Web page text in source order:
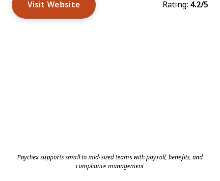
Visit Website Rating: 4.2/5
Paychex supports small to mid-sized teams with payroll, benefits, and
compliance management